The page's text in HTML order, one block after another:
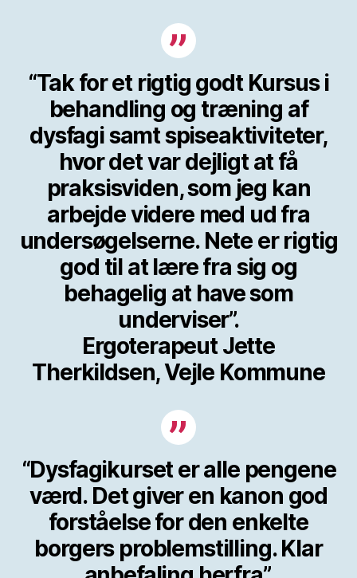
“Tak for et rigtig godt Kursus i
behandling og træning af
dysfagi samt spiseaktiviteter,
hvor det var dejligt at få
praksisviden, som jeg kan
arbejde videre med ud fra
undersøgelserne. Nete er rigtig
god til at lære fra sig og
behagelig at have som
underviser”.
Ergoterapeut Jette
Therkildsen, Vejle Kommune
“Dysfagikurset er alle pengene
værd. Det giver en kanon god
forståelse for den enkelte
borgers problemstilling. Klar